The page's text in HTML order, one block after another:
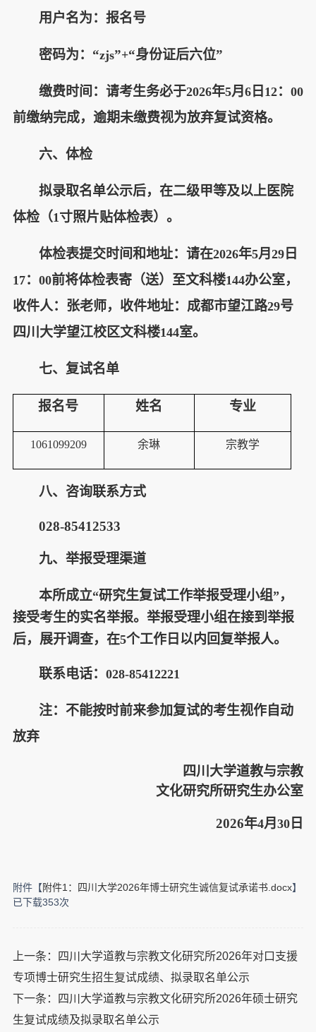
用户名为：报名号
密码为：“zjs”+“身份证后六位”
缴费时间：请考生务必于2026年5月 6日 12： 00
前缴纳完成，逾期未缴费视为放弃复试资格。
六、体检
拟录取名单公示后，在二级甲等及以上医院
体检（1 寸照片贴体检表）。
体检表提交时间和地址：请在2026年5月 29日
17： 00前将体检表寄（送）至文科楼144办公室，
收件人：张老师，收件地址：成都市望江路29号
四川大学望江校区文科楼144室。
七、复试名单
报名号 姓名 专业
1061099209 余琳 宗教学
八、咨询联系方式
028-85412533
九、举报受理渠道
本所成立“研究生复试工作举报受理小组”，
接受考生的实名举报。举报受理小组在接到举报
后，展开调查，在5个工作日以内回复举报人。
联系电话： 028-85412221
注：不能按时前来参加复试的考生视作自动
放弃
四川大学道教与宗教
文化研究所研究生办公室
2026年4月30 日
附件【附件1：四川大学2026年博士研究生诚信复试承诺书.docx】
已下载353次
上一条：
四川大学道教与宗教文化研究所2026年对口支援
专项博士研究生招生复试成绩、拟录取名单公示
下一条：
四川大学道教与宗教文化研究所2026年硕士研究
生复试成绩及拟录取名单公示